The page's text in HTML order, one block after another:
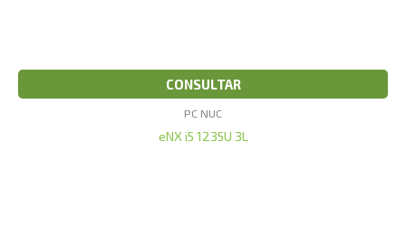
CONSULTAR
PC NUC
eNX i5 1235U 3L